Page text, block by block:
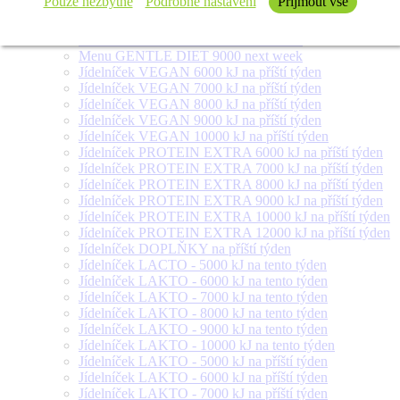
Menu GENTLE DIET 6000 next week
Menu GENTLE DIET 9000 next week
Jídelníček VEGAN 6000 kJ na příští týden
Jídelníček VEGAN 7000 kJ na příští týden
Jídelníček VEGAN 8000 kJ na příští týden
Jídelníček VEGAN 9000 kJ na příští týden
Jídelníček VEGAN 10000 kJ na příští týden
Jídelníček PROTEIN EXTRA 6000 kJ na příští týden
Jídelníček PROTEIN EXTRA 7000 kJ na příští týden
Jídelníček PROTEIN EXTRA 8000 kJ na příští týden
Jídelníček PROTEIN EXTRA 9000 kJ na příští týden
Jídelníček PROTEIN EXTRA 10000 kJ na příští týden
Jídelníček PROTEIN EXTRA 12000 kJ na příští týden
Jídelníček DOPLŇKY na příští týden
Jídelníček LACTO - 5000 kJ na tento týden
Jídelníček LAKTO - 6000 kJ na tento týden
Jídelníček LAKTO - 7000 kJ na tento týden
Jídelníček LAKTO - 8000 kJ na tento týden
Jídelníček LAKTO - 9000 kJ na tento týden
Jídelníček LAKTO - 10000 kJ na tento týden
Jídelníček LAKTO - 5000 kJ na příští týden
Jídelníček LAKTO - 6000 kJ na příští týden
Jídelníček LAKTO - 7000 kJ na příští týden